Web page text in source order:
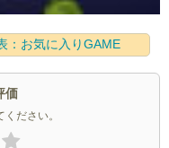
：お気に入りGAME
価
ださい。